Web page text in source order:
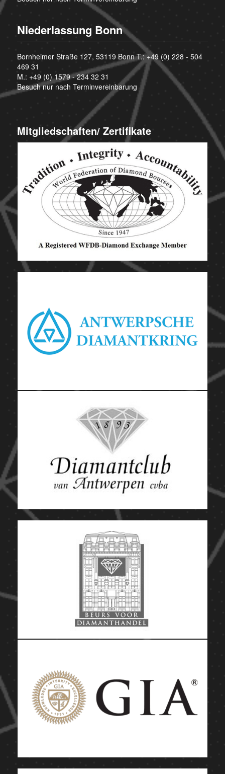
Niederlassung Bonn
Bornheimer Straße 127, 53119 Bonn T.:+49 (0) 228 - 504
469 31
M.: +49 (0) 1579 - 234 32 31
Besuch nur nach Terminvereinbarung
Mitgliedschaften/ Zertifikate